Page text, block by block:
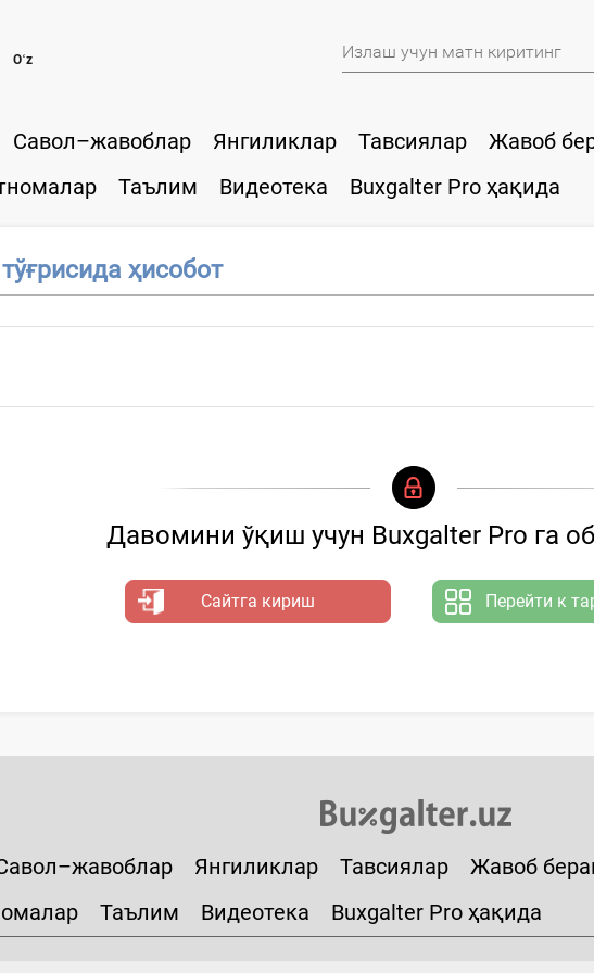
Oʻz
Савол–жавоблар Янгиликлар Тавсиялар Жавоб
Таълим Видеотека Buxgalter Pro ҳақида
ҳисобот
Давомини ўқиш учун Buxgalter Pro га
Сайтга кириш Перейти к
Янгиликлар Тавсиялар Жавоб
Таълим Видеотека Buxgalter Pro ҳақида